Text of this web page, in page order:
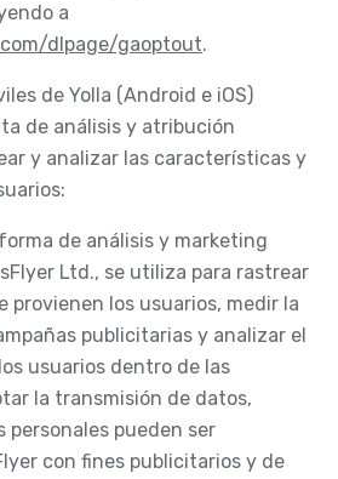
a
dlpage/gaoptout.
de Yolla (Android e iOS)
de análisis y atribución
y analizar las características y
de análisis y marketing
Ltd., se utiliza para rastrear
provienen los usuarios, medir la
publicitarias y analizar el
usuarios dentro de las
la transmisión de datos,
personales pueden ser
con fines publicitarios y de